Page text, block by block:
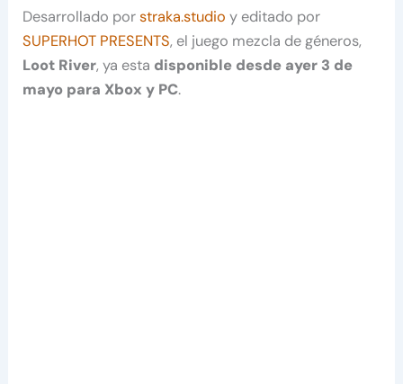
Desarrollado porstraka.studio y editado por
SUPERHOT PRESENTS, el juego mezcla de géneros,
Loot River, ya esta disponible desde ayer 3 de
mayo para Xbox y PC.